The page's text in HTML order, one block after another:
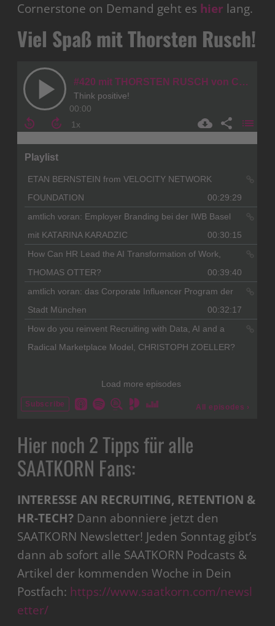
Cornerstone on Demand geht es hier lang.
Viel Spaß mit Thorsten Rusch!
Hier noch 2 Tipps für alle
SAATKORN Fans:
INTERESSE AN RECRUITING, RETENTION &
HR-TECH? Dann abonniere jetzt den
SAATKORN Newsletter! Jeden Sonntag gibt’s
dann ab sofort alle SAATKORN Podcasts &
Artikel der kommenden Woche in Dein
Postfach: https://www.saatkorn.com/newsl
etter/